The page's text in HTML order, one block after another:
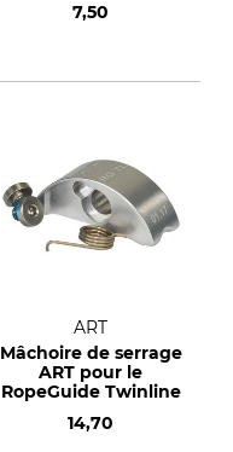
7,50
ART
Mâchoire de serrage
ART pour le
RopeGuide Twinline
14,70